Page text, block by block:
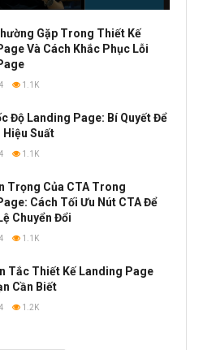
Gặp Trong Thiết Kế
Và Cách Khắc Phục Lỗi
1.1K
Độ Landing Page: Bí Quyết Để
Hiệu Suất
1.1K
Trọng Của CTA Trong
Cách Tối Ưu Nút CTA Để
Chuyển Đổi
1.1K
Tắc Thiết Kế Landing Page
Cần Biết
1.2K